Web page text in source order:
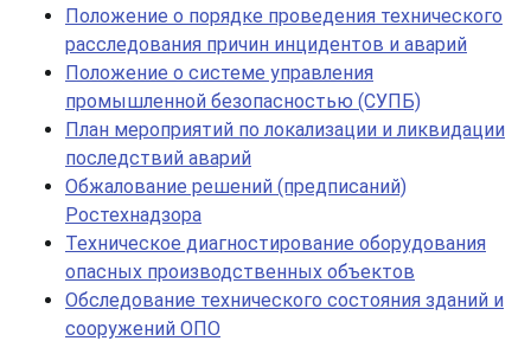
Положение о порядке проведения технического
расследования причин инцидентов и аварий
Положение о системе управления
промышленной безопасностью (СУПБ)
План мероприятий по локализации и ликвидации
последствий аварий
Обжалование решений (предписаний)
Ростехнадзора
Техническое диагностирование оборудования
опасных производственных объектов
Обследование технического состояния зданий и
сооружений ОПО